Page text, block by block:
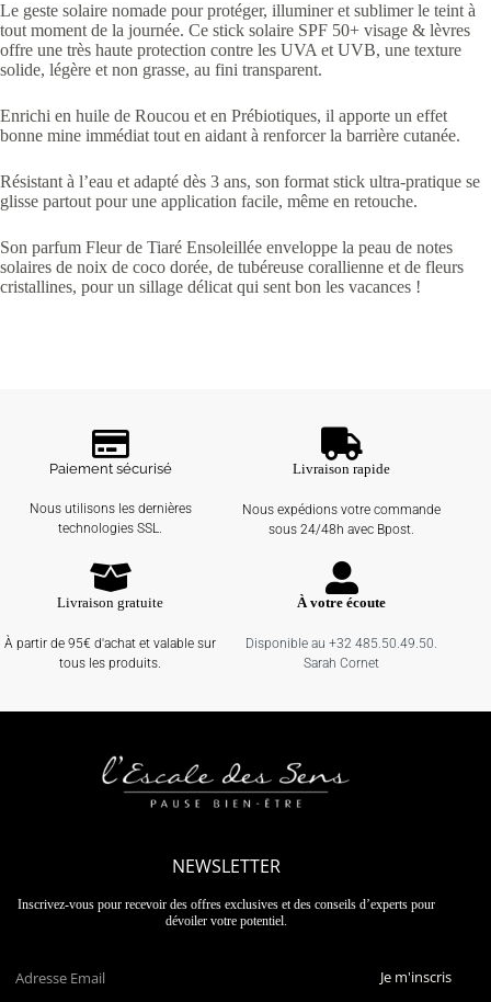
Le geste solaire nomade pour protéger, illuminer et sublimer le teint à
tout moment de la journée. Ce stick solaire SPF 50+ visage & lèvres
offre une très haute protection contre les UVA et UVB, une texture
solide, légère et non grasse, au fini transparent.
Enrichi en huile de Roucou et en Prébiotiques, il apporte un effet
bonne mine immédiat tout en aidant à renforcer la barrière cutanée.
Résistant à l’eau et adapté dès 3 ans, son format stick ultra-pratique se
glisse partout pour une application facile, même en retouche.
Son parfum Fleur de Tiaré Ensoleillée enveloppe la peau de notes
solaires de noix de coco dorée, de tubéreuse corallienne et de fleurs
cristallines, pour un sillage délicat qui sent bon les vacances !
Paiement sécurisé
Nous utilisons les dernières
technologies SSL.
Livraison rapide
Nous expédions votre commande
sous 24/48h avec Bpost.
Livraison gratuite
À partir de 95€ d'achat et valable sur
tous les produits.
À votre écoute
Disponible au +32 485.50.49.50.
Sarah Cornet
NEWSLETTER
Inscrivez-vous pour recevoir des offres exclusives et des conseils d’experts pour
dévoiler votre potentiel.
Je m'inscris